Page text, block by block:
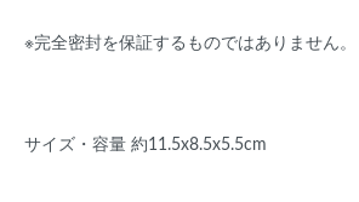
※完全密封を保証するものではありません。
サイズ・容量 約11.5x8.5x5.5cm